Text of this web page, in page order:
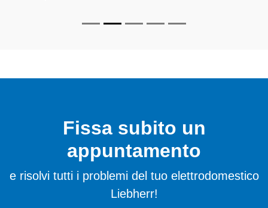
Fissa subito un
appuntamento
e risolvi tutti i problemi del tuo elettrodomestico
Liebherr!